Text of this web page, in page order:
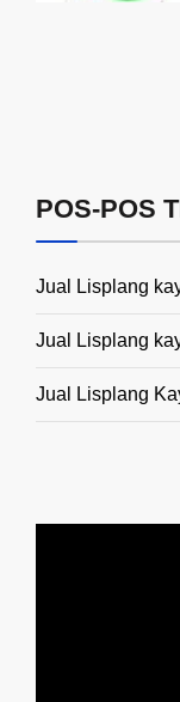
POS-POS
Jual Lisplang
Jual Lisplang
Jual Lisplang